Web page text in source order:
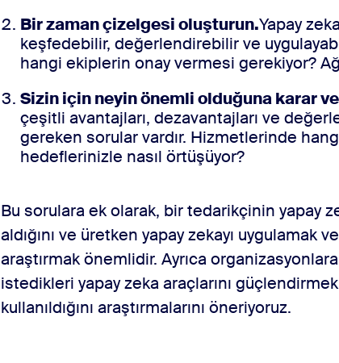
Bir zaman çizelgesi oluşturun.Yapay
keşfedebilir, değerlendirebilir ve
hangi ekiplerin onay vermesi gerekiyor?
Sizin için neyin önemli olduğuna karar
çeşitli avantajları, dezavantajları ve
gereken sorular vardır. Hizmetlerinde
hedeflerinizle nasıl örtüşüyor?
Bu sorulara ek olarak, bir tedarikçinin yapay
aldığını ve üretken yapay zekayı
araştırmak önemlidir. Ayrıca organizasyonlara
istedikleri yapay zeka araçlarını
kullanıldığını araştırmalarını öneriyoruz.